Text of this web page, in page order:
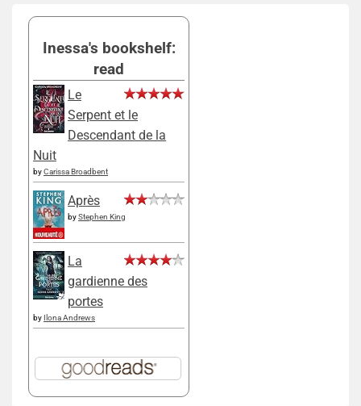
Inessa's bookshelf:
read
Le
Serpent et le
Descendant de la
Nuit
byCarissa Broadbent
Après
byStephen King
La
gardienne des
portes
by Ilona Andrews